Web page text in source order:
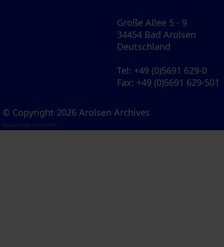
Große Allee 5 - 9
34454 Bad Arolsen
Deutschland
Tel: +49 (0)5691 629-0
Fax: +49 (0)5691 629-501
© Copyright 2026 Arolsen Archives
Visual Library Server 2026